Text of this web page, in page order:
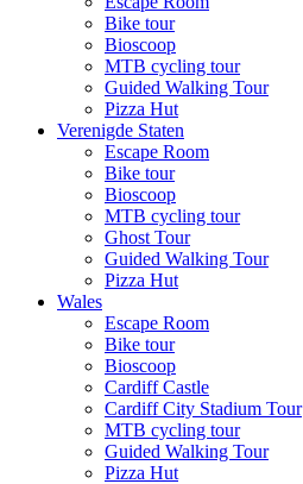
Bike tour
Bioscoop
MTB cycling tour
Guided Walking Tour
Pizza Hut
Verenigde Staten
Escape Room
Bike tour
Bioscoop
MTB cycling tour
Ghost Tour
Guided Walking Tour
Pizza Hut
Wales
Escape Room
Bike tour
Bioscoop
Cardiff Castle
Cardiff City Stadium Tour
MTB cycling tour
Guided Walking Tour
Pizza Hut